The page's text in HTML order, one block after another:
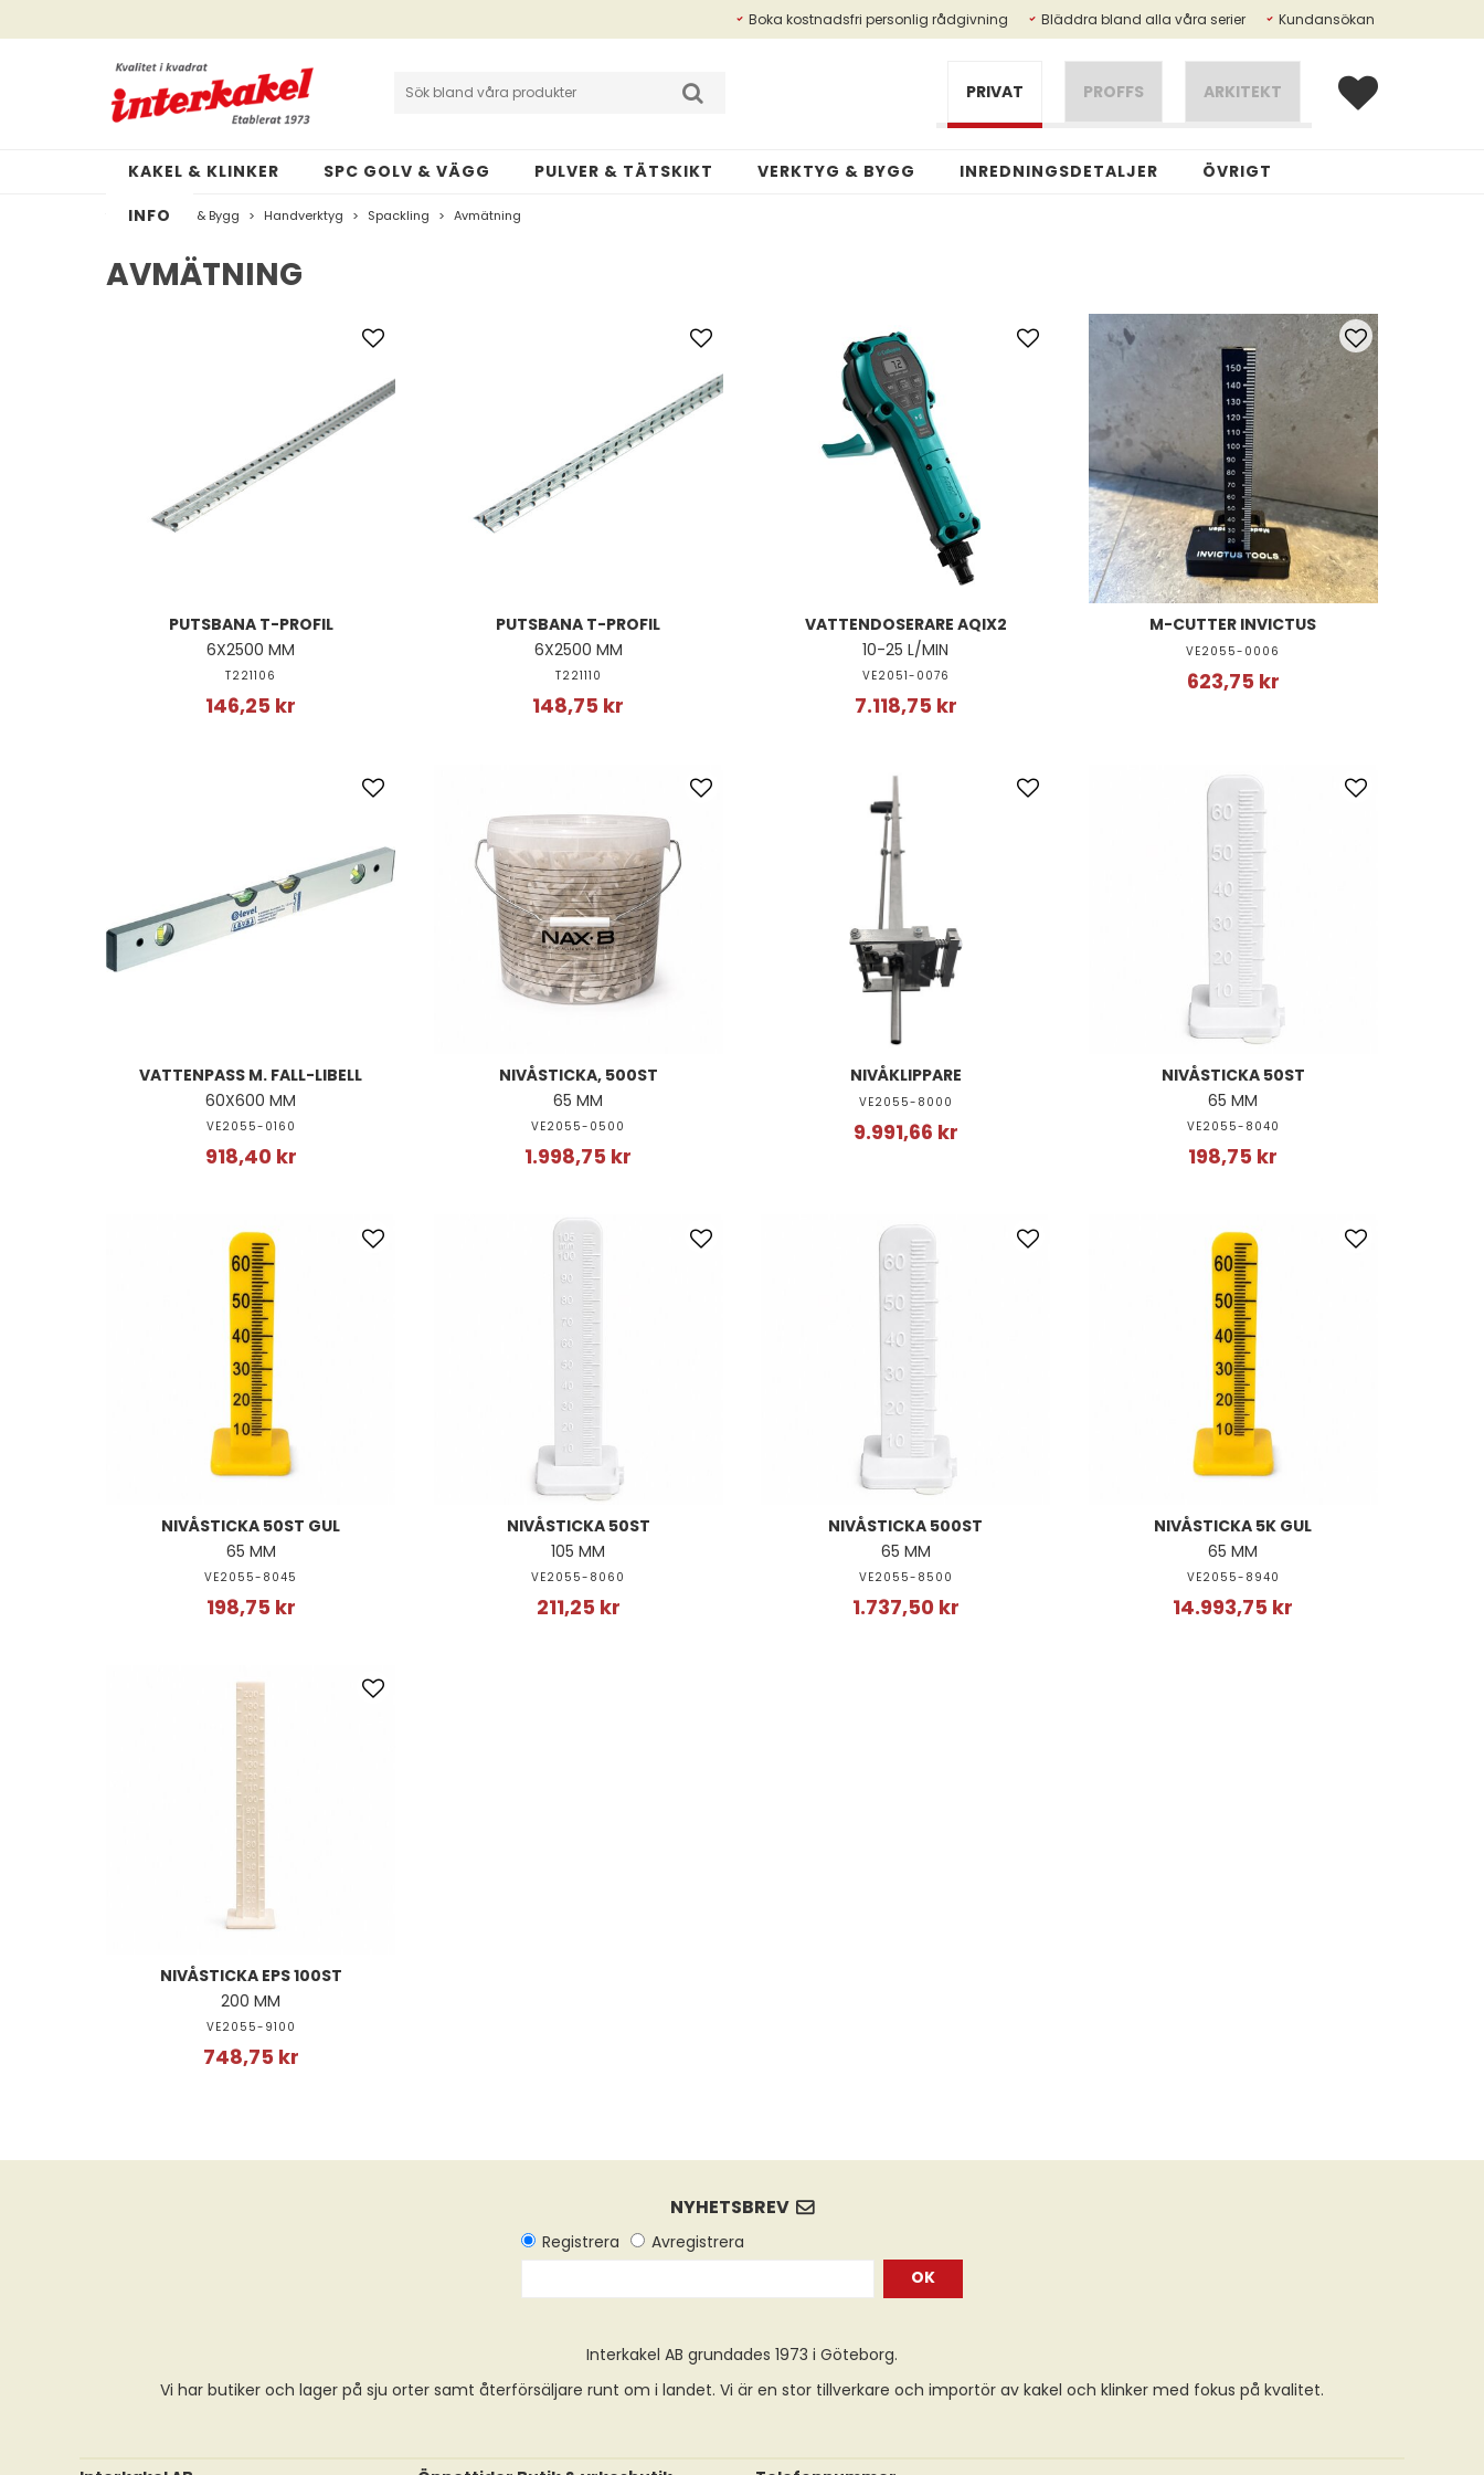
Boka kostnadsfri personlig rådgivning Bläddra bland alla våra serier Kundansökan
KAKEL & KLINKER SPC GOLV & VÄGG PULVER & TÄTSKIKT VERKTYG & BYGG INREDNINGSDETALJER
ÖVRIGT
INFO
PRIVAT PROFFS ARKITEKT
> Verktyg & Bygg > Handverktyg > Spackling > Avmätning
AVMÄTNING
PUTSBANA T-PROFIL
6X2500 MM
T221106
146,25 kr
PUTSBANA T-PROFIL
6X2500 MM
T221110
148,75 kr
VATTENDOSERARE AQIX2
10-25 L/MIN
VE2051-0076
7.118,75 kr
M-CUTTER INVICTUS
VE2055-0006
623,75 kr
VATTENPASS M. FALL-LIBELL
60X600 MM
VE2055-0160
918,40 kr
NIVÅSTICKA, 500ST
65 MM
VE2055-0500
1.998,75 kr
NIVÅKLIPPARE
VE2055-8000
9.991,66 kr
NIVÅSTICKA 50ST
65 MM
VE2055-8040
198,75 kr
NIVÅSTICKA 50ST GUL
65 MM
VE2055-8045
198,75 kr
NIVÅSTICKA 50ST
105 MM
VE2055-8060
211,25 kr
NIVÅSTICKA 500ST
65 MM
VE2055-8500
1.737,50 kr
NIVÅSTICKA 5K GUL
65 MM
VE2055-8940
14.993,75 kr
NIVÅSTICKA EPS 100ST
200 MM
VE2055-9100
748,75 kr
OK
Interkakel AB grundades 1973 i Göteborg.
Vi har butiker och lager på sju orter samt återförsäljare runt om i landet. Vi är en stor tillverkare och importör av kakel och klinker med fokus på kvalitet.